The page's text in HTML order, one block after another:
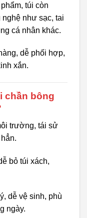
túi còn
như sạc, tai
cá nhân khác.
dễ phối hợp,
xắn.
chần bông
trường, tái sử
bỏ túi xách,
dễ vệ sinh, phù
ngày.